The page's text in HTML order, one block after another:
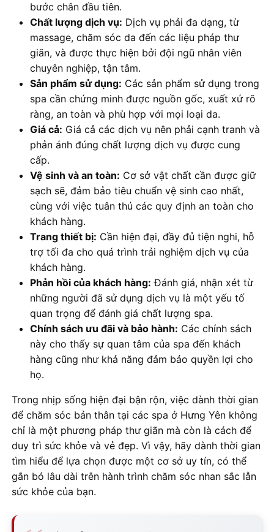
bước chân đầu tiên.
Chất lượng dịch vụ: Dịch vụ phải đa dạng, từ
massage, chăm sóc da đến các liệu pháp thư
giãn, và được thực hiện bởi đội ngũ nhân viên
chuyên nghiệp, tận tâm.
Sản phẩm sử dụng: Các sản phẩm sử dụng trong
spa cần chứng minh được nguồn gốc, xuất xứ rõ
ràng, an toàn và phù hợp với mọi loại da.
Giá cả: Giá cả các dịch vụ nên phải cạnh tranh và
phản ánh đúng chất lượng dịch vụ được cung
cấp.
Vệ sinh và an toàn: Cơ sở vật chất cần được giữ
sạch sẽ, đảm bảo tiêu chuẩn vệ sinh cao nhất,
cùng với việc tuân thủ các quy định an toàn cho
khách hàng.
Trang thiết bị: Cần hiện đại, đầy đủ tiện nghi, hỗ
trợ tối đa cho quá trình trải nghiệm dịch vụ của
khách hàng.
Phản hồi của khách hàng: Đánh giá, nhận xét từ
những người đã sử dụng dịch vụ là một yếu tố
quan trọng để đánh giá chất lượng spa.
Chính sách ưu đãi và bảo hành: Các chính sách
này cho thấy sự quan tâm của spa đến khách
hàng cũng như khả năng đảm bảo quyền lợi cho
họ.
Trong nhịp sống hiện đại bận rộn, việc dành thời gian
để chăm sóc bản thân tại các spa ở Hưng Yên không
chỉ là một phương pháp thư giãn mà còn là cách để
duy trì sức khỏe và vẻ đẹp. Vì vậy, hãy dành thời gian
tìm hiểu để lựa chọn được một cơ sở uy tín, có thể
gắn bó lâu dài trên hành trình chăm sóc nhan sắc lẫn
sức khỏe của bạn.